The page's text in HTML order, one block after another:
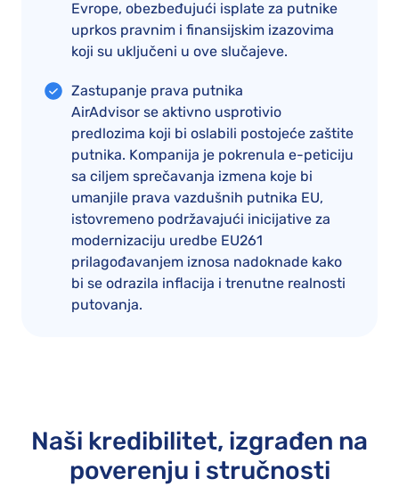
Evrope, obezbeđujući isplate za putnike
uprkos pravnim i finansijskim izazovima
koji su uključeni u ove slučajeve.
Zastupanje prava putnika
AirAdvisor se aktivno usprotivio
predlozima koji bi oslabili postojeće zaštite
putnika. Kompanija je pokrenula e-peticiju
sa ciljem sprečavanja izmena koje bi
umanjile prava vazdušnih putnika EU,
istovremeno podržavajući inicijative za
modernizaciju uredbe EU261
prilagođavanjem iznosa nadoknade kako
bi se odrazila inflacija i trenutne realnosti
putovanja.
Naši kredibilitet, izgrađen na
poverenju i stručnosti